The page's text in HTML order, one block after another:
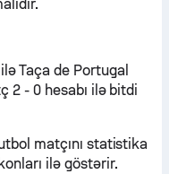
Taça de Portugal
2 - 0 hesabı ilə bitdi
matçını statistika
ilə göstərir.